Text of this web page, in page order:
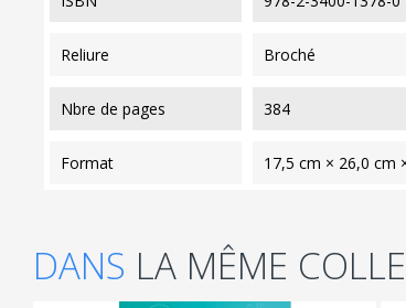
reliure Broché
nbre de pages 384
format 17,5 cm × 26,0 cm
DANS LA MÊME